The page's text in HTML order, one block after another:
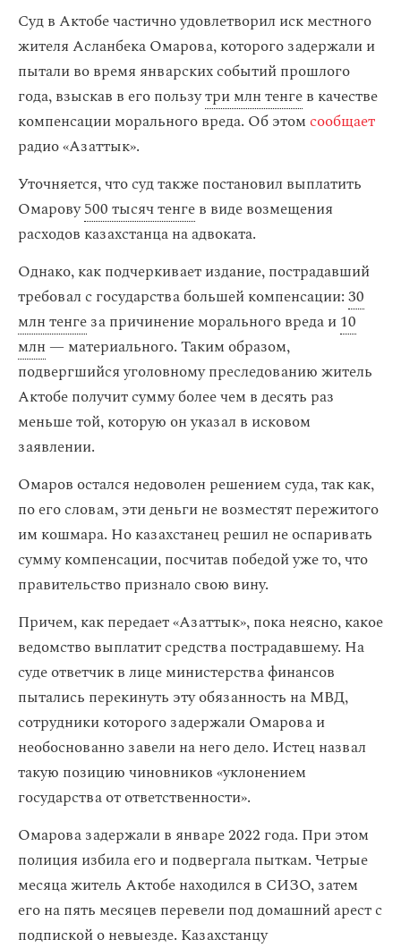
Суд в Актобе частично удовлетворил иск местного
жителя Асланбека Омарова, которого задержали и
пытали во время январских событий прошлого
года, взыскав в его пользутри млн тенгев качестве
компенсации морального вреда. Об этомсообщает
радио «Азаттык».
Уточняется, что суд также постановил выплатить
Омарову500 тысяч тенгев виде возмещения
расходов казахстанца на адвоката.
Однако, как подчеркивает издание, пострадавший
требовал с государства большей компенсации:30
млн тенгеза причинение морального вреда и10
млн— материального. Таким образом,
подвергшийся уголовному преследованию житель
Актобе получит сумму более чем в десять раз
меньше той, которую он указал в исковом
заявлении.
Омаров остался недоволен решением суда, так как,
по его словам, эти деньги не возместят пережитого
им кошмара. Но казахстанец решил не оспаривать
сумму компенсации, посчитав победой уже то, что
правительство признало свою вину.
Причем, как передает «Азаттык», пока неясно, какое
ведомство выплатит средства пострадавшему. На
суде ответчик в лице министерства финансов
пытались перекинуть эту обязанность на МВД,
сотрудники которого задержали Омарова и
необоснованно завели на него дело. Истец назвал
такую позицию чиновников «уклонением
государства от ответственности».
Омарова задержали в январе 2022 года. При этом
полиция избила его и подвергала пыткам. Четрые
месяца житель Актобе находился в СИЗО, затем
его на пять месяцев перевели под домашний арест с
подпиской о невыезде. Казахстанцу